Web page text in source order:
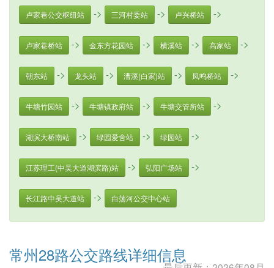
卢家巷公交枢纽站 -> 三河村委站 -> 卢兴桥站 ->
卢家巷桥站 -> 金东方花园站 -> 横溪站 -> 高家站 ->
朝东站 -> 龙头站 -> 漕溪(白家)站 -> 凤鸣桥站 ->
牛塘竹园站 -> 牛塘镇政府站 -> 牛塘交管所站 ->
湖滨大桥南站 -> 绿园爱舍站 -> 绿园站 ->
江苏理工(中吴大道湖滨路)站 -> 弘阳广场站 ->
长江路中吴大道站 -> 白荡河公交中心站
常州28路公交路线详细信息